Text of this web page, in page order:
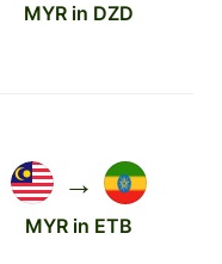
MYR in DZD
→
MYR in ETB